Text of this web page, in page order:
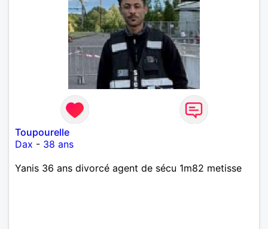
Toupourelle
Dax - 38 ans
Yanis 36 ans divorcé agent de sécu 1m82 metisse